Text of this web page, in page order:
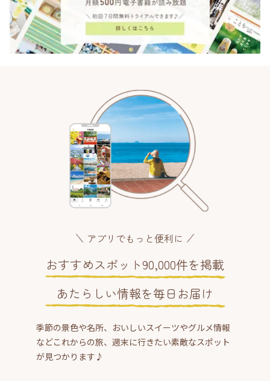
アプリでもっと便利に
おすすめスポット90,000件を掲載
あたらしい情報を毎日お届け
季節の景色や名所、おいしいスイーツやグルメ情報
などこれからの旅、週末に行きたい素敵なスポット
が見つかります♪